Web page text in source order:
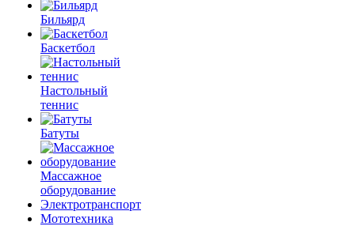
Бильярд
Баскетбол
Настольный
теннис
Батуты
Массажное
оборудование
Электротранспорт
Мототехника